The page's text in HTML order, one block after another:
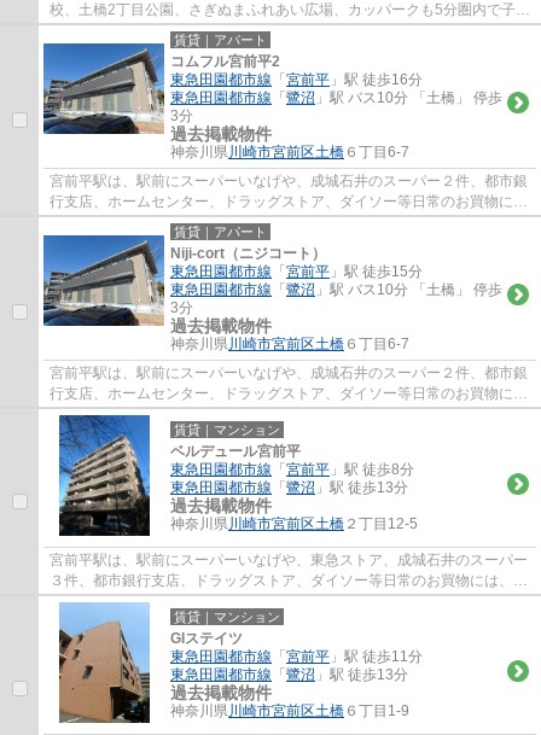
校、土橋2丁目公園、さぎぬまふれあい広場、カッパークも5分圏内で子育
て環境良好、宮前平駅からは殆ど平坦な道...
賃貸｜アパート
コムフル宮前平2
東急田園都市線 「 宮前平 」駅 徒歩16分
東急田園都市線 「 鷺沼 」駅 バス10分 「土橋」 停歩
3分
過去掲載物件
神奈川県川崎市宮前区土橋 ６丁目6-7
宮前平駅は、駅前にスーパーいなげや、成城石井のスーパー２件、都市銀
行支店、ホームセンター、ドラッグストア、ダイソー等日常のお買物に
は、事欠かないのと、駅北側には、宮前区役...
賃貸｜アパート
Niji-cort（ニジコート）
東急田園都市線 「 宮前平 」駅 徒歩15分
東急田園都市線 「 鷺沼 」駅 バス10分 「土橋」 停歩
3分
過去掲載物件
神奈川県川崎市宮前区土橋 ６丁目6-7
宮前平駅は、駅前にスーパーいなげや、成城石井のスーパー２件、都市銀
行支店、ホームセンター、ドラッグストア、ダイソー等日常のお買物に
は、事欠かないのと、駅北側には、宮前区役...
賃貸｜マンション
ベルデュール宮前平
東急田園都市線 「 宮前平 」駅 徒歩8分
東急田園都市線 「 鷺沼 」駅 徒歩13分
過去掲載物件
神奈川県川崎市宮前区土橋 ２丁目12-5
宮前平駅は、駅前にスーパーいなげや、東急ストア、成城石井のスーパー
３件、都市銀行支店、ドラッグストア、ダイソー等日常のお買物には、事
欠かないのと、駅北側には、宮前区役所、...
賃貸｜マンション
GIステイツ
東急田園都市線 「 宮前平 」駅 徒歩11分
東急田園都市線 「 鷺沼 」駅 徒歩13分
過去掲載物件
神奈川県川崎市宮前区土橋 ６丁目1-9